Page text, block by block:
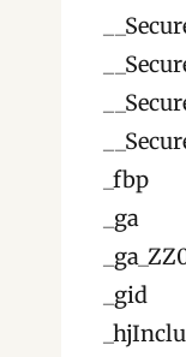
_fbp
_ga
_gid